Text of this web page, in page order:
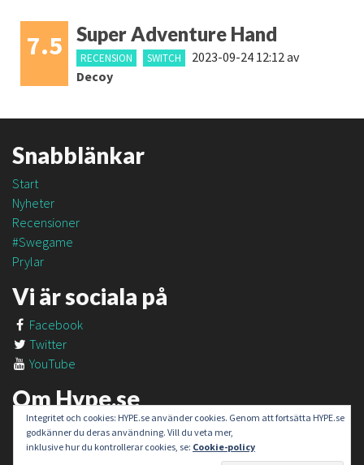
7.5 Super Adventure Hand
RECENSION SWITCH 2023-09-24 12:12av
Decoy
Snabblänkar
Start
Nyheter
Recensioner
#Swegame
Prylar
Vi är sociala på
Facebook
Twitter
YouTube
Om Hype.se
Om oss
Om #SweGame
Integritet och cookies: HYPE.se använder cookies. Genom att fortsätta HYPE.se
godkänner du deras användning. Vill du veta mer,
inklusive hur du kontrollerar cookies, se: Cookie-policy